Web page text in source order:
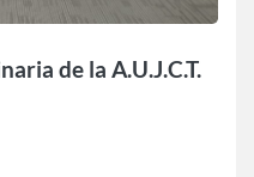
de la A.U.J.C.T.